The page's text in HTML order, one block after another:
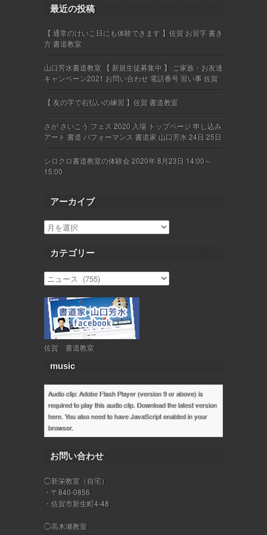
最近の投稿
【 通常のけいこ日にも体験できます 】佐賀 お習字 書き
方 書道教室
山口芳水書道教室 【 新規生徒募集中 】 ご家族・お友達
キャンペーン2021 お問い合わせ 電話番号 習い事 佐賀
【 友の字で右払いの練習 】佐賀 書道教室
さが さいこう フェス 2020 入場 トップページ 申し込み
アート 書道 パフォーマンス 書道家 山口芳水 24日 25日
シロクロ書道教室の体験会 2020年 8月23日 14:00～
15:00
アーカイブ
カテゴリー
佐賀 書道教室
music
Audio clip: Adobe Flash Player (version 9 or above) is
required to play this audio clip. Download the latest version
here. You also need to have JavaScript enabled in your
browser.
お問い合わせ
◯新栄教室（自宅）
・〒840-0856
・佐賀市新生町4-48
◯高木瀬教室